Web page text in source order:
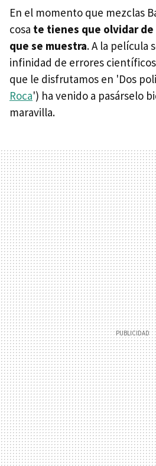
En el momento que mezclas
cosa te tienes que olvidar de
que se muestra. A la película
infinidad de errores
que le disfrutamos en 'Dos
Roca') ha venido a pasárselo
maravilla.